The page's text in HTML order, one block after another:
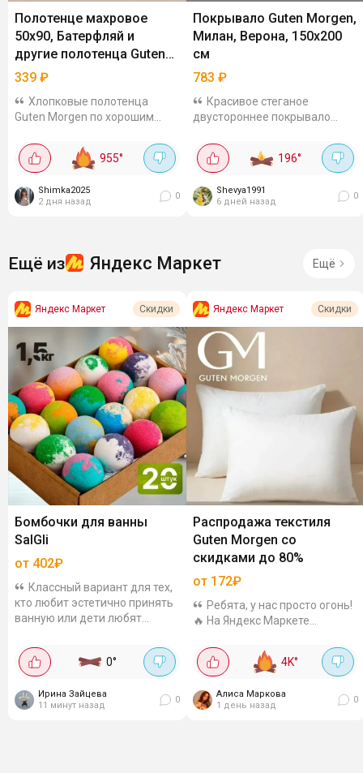
Полотенце махровое
50х90, Батерфляй и
другие полотенца Guten
Morgen
339 ₽
Хлопковые полотенца
Guten Morgen по хорошим
варианты разных размеров и
расцветок. Так полотенце
можно взять за 339₽....
955°
Shimka2025
2 дня назад
0
Покрывало Guten Morgen,
Милан, Верона, 150х200
см
783 ₽
Красивое стеганое
двустороннее покрывало
высококачественной
микрофибры с плотностью 80
комнату. Подойдёт для...
196°
Shevya1991
6 дней назад
0
Ещё из Яндекс Маркет Ещё
Яндекс Маркет Скидки
Бомбочки для ванны
SalGli
от 402₽
Классный вариант для тех,
кто любит эстетично принять
ванную или дети любят
варианта для себя или в
подарок. Набор 20 бомбочек
за 769₽, с...
0°
Ирина Зайцева
11 минут назад
0
Яндекс Маркет Скидки
Распродажа текстиля
Guten Morgen со
скидками до 80%
от 172₽
Ребята, у нас просто огонь!
🔥 На Яндекс Маркете
текстиля Guten Morgen.
Одеяла, полотенца, подушки-
уже заказала себе...
4K°
Алиса Маркова
1 день назад
0